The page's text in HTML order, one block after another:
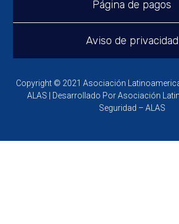
Página de pagos
Aviso de privacidad
Copyright © 2021 Asociación
ALAS | Desarrollado Por Asociación
Seguridad – ALAS